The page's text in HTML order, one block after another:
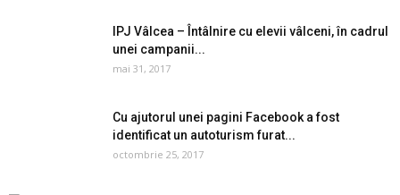
IPJ Vâlcea – Întâlnire cu elevii vâlceni, în cadrul
unei campanii...
mai 31, 2017
Cu ajutorul unei pagini Facebook a fost
identificat un autoturism furat...
octombrie 25, 2017